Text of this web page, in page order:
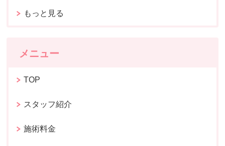
もっと見る
メニュー
TOP
スタッフ紹介
施術料金